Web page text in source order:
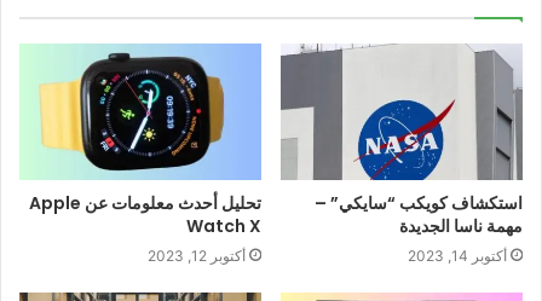
استكشاف كويكب “سايكي” –
مهمة ناسا الجديدة
أكتوبر 14, 2023
تحليل أحدث معلومات عن Apple
Watch X
أكتوبر 12, 2023